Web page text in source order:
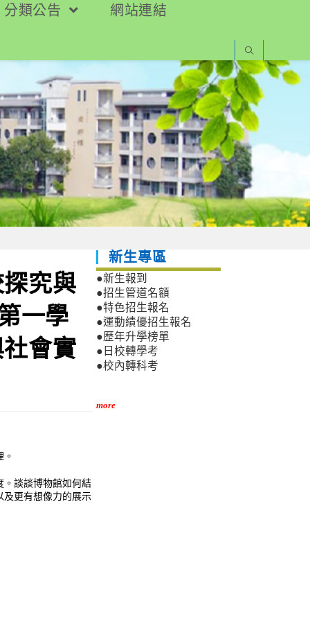
分類公告
網站連結
究與
一學
會實
。談談博物館如何結
及更有想像力的展示
新生專區
●新生報到
●招生管道名額
●特色招生報名
●運動績優招生報名
●歷年升學榜單
●日校轉學考
●校內轉科考
more